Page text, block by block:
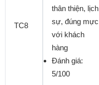
TC8
thân thiện, lịch
sự, đúng mực
với khách
hàng
Đánh giá:
5/100